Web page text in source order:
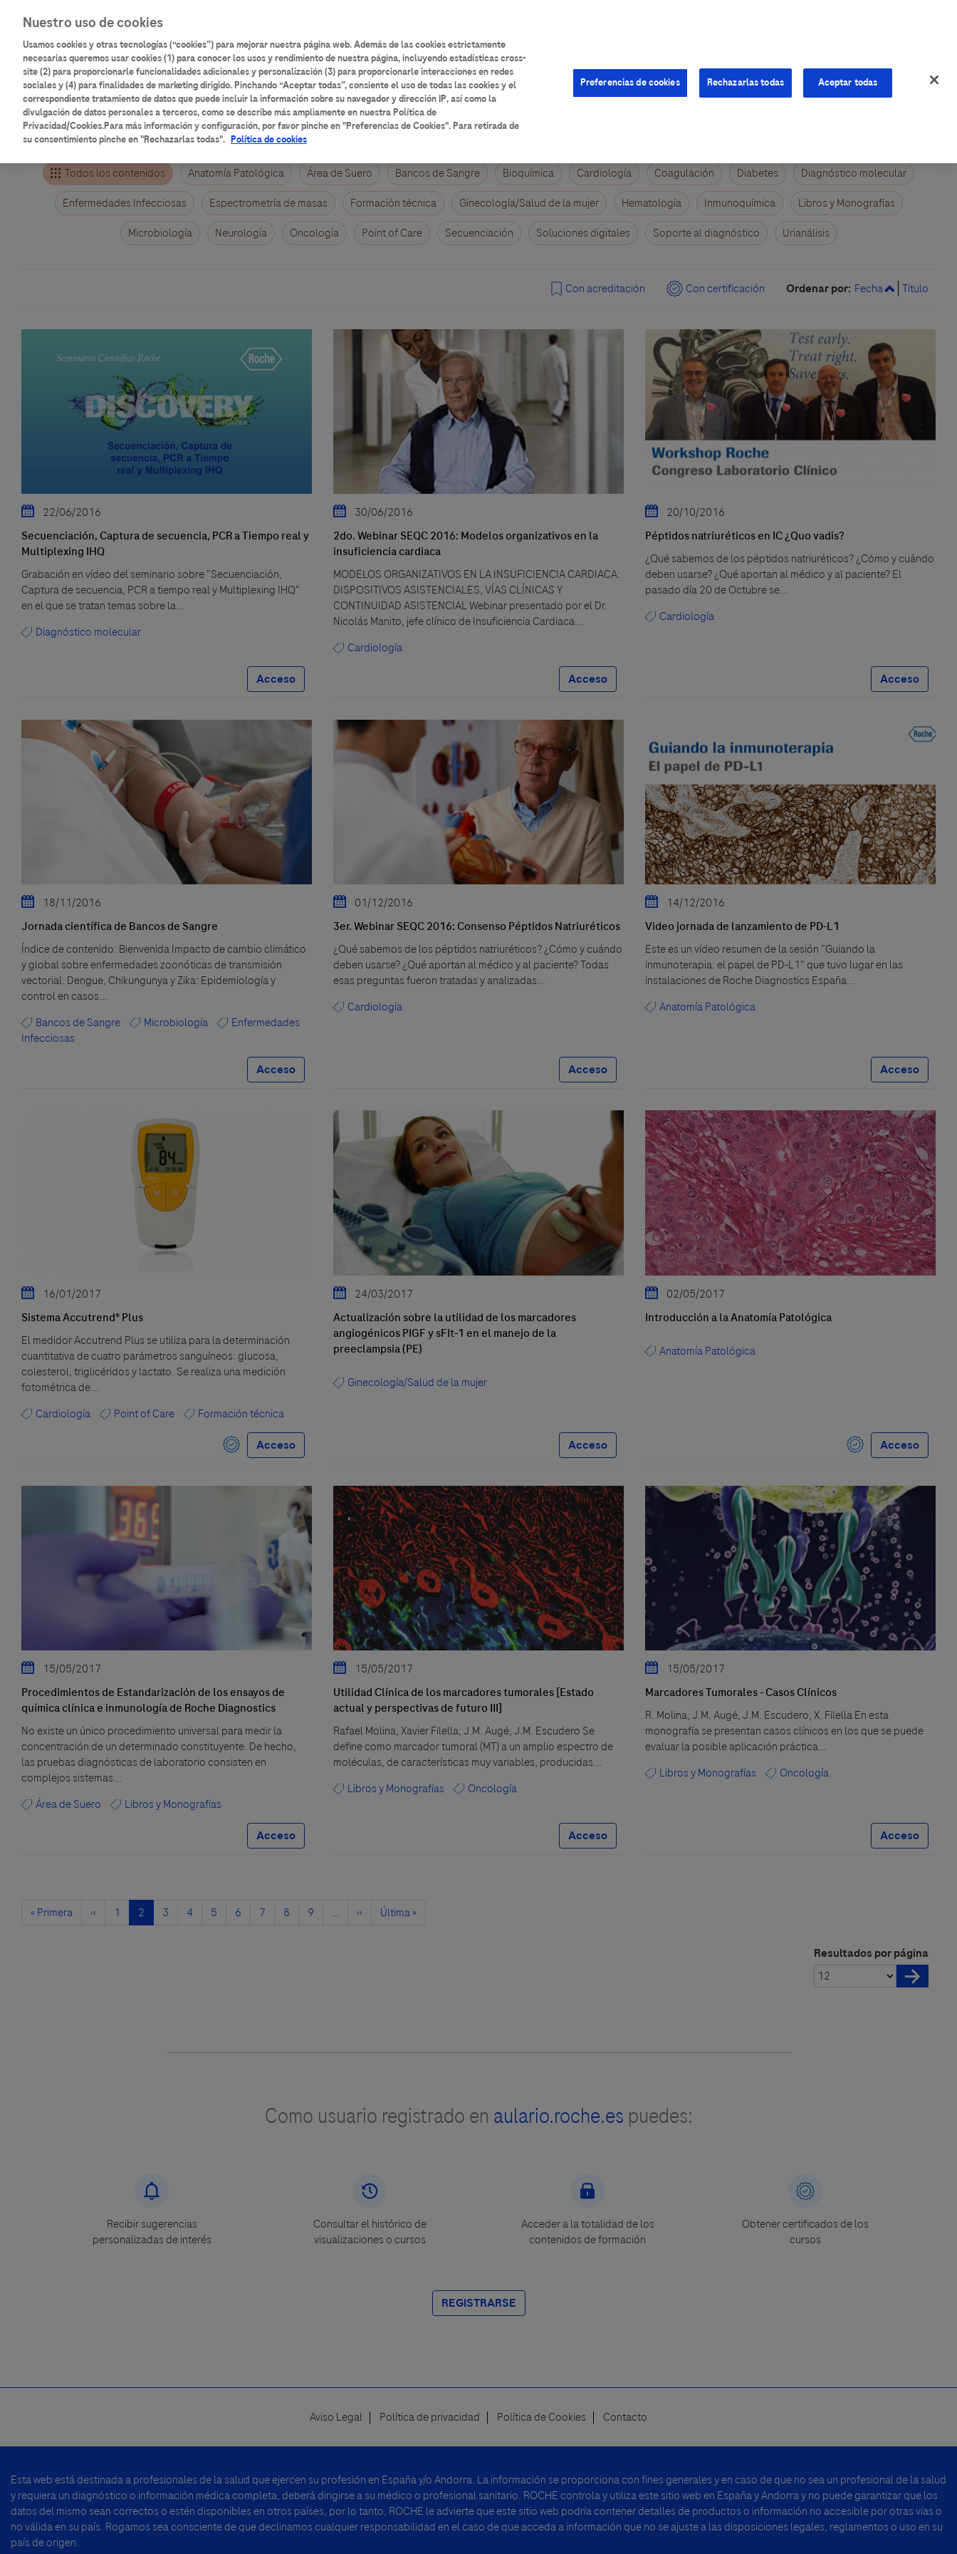
contenido
principal
Main
navigation
Inicio Catálogo de contenidos
account
menu
AularioRoche
Todos los contenidos Anatomía Patológica Área de Suero Bancos de Sangre Bioquímica Cardiología Coagulación Diabetes
Diagnóstico molecular
Enfermedades Infecciosas
Espectrometría de masas Formación técnica Ginecología/Salud de la mujer Hematología Inmunoquímica
Libros y Monografías
Microbiología
Neurología Oncología Point of Care Secuenciación Soluciones digitales Soporte al diagnóstico Urianálisis
Con acreditación Con certificación Ordenar por: Fecha Título
22/06/2016
Secuenciación, Captura de secuencia, PCR a Tiempo real y
Multiplexing IHQ
Grabación en vídeo del seminario sobre "Secuenciación,
Captura de secuencia, PCR a tiempo real y Multiplexing IHQ"
en el que se tratan temas sobre la...
Diagnóstico molecular
Acceso
30/06/2016
2do. Webinar SEQC 2016: Modelos organizativos en la
insuficiencia cardiaca
MODELOS ORGANIZATIVOS EN LA INSUFICIENCIA CARDIACA:
DISPOSITIVOS ASISTENCIALES, VÍAS CLÍNICAS Y
CONTINUIDAD ASISTENCIAL Webinar presentado por el Dr.
Nicolás Manito, jefe clínico de Insuficiencia Cardiaca...
Cardiología
Acceso
20/10/2016
Péptidos natriuréticos en IC ¿Quo vadis?
¿Qué sabemos de los péptidos natriuréticos? ¿Cómo y cuándo
deben usarse? ¿Qué aportan al médico y al paciente? El
pasado día 20 de Octubre se...
Cardiología
Acceso
18/11/2016
Jornada científica de Bancos de Sangre
Índice de contenido: Bienvenida Impacto de cambio climático
y global sobre enfermedades zoonóticas de transmisión
vectorial. Dengue, Chikungunya y Zika: Epidemiología y
control en casos...
Bancos de Sangre
Microbiología
Enfermedades
Infecciosas
Acceso
01/12/2016
3er. Webinar SEQC 2016: Consenso Péptidos Natriuréticos
¿Qué sabemos de los péptidos natriuréticos? ¿Cómo y cuándo
deben usarse? ¿Qué aportan al médico y al paciente? Todas
esas preguntas fueron tratadas y analizadas...
Cardiología
Acceso
14/12/2016
Video jornada de lanzamiento de PD-L1
Este es un vídeo resumen de la sesión "Guiando la
inmunoterapia: el papel de PD-L1" que tuvo lugar en las
instalaciones de Roche Diagnostics España...
Anatomía Patológica
Acceso
16/01/2017
Sistema Accutrend® Plus
El medidor Accutrend Plus se utiliza para la determinación
cuantitativa de cuatro parámetros sanguíneos: glucosa,
colesterol, triglicéridos y lactato. Se realiza una medición
fotométrica de...
Cardiología
Point of Care
Formación técnica
Acceso
24/03/2017
Actualización sobre la utilidad de los marcadores
angiogénicos PIGF y sFIt-1 en el manejo de la
preeclampsia (PE)
Ginecología/Salud de la mujer
Acceso
02/05/2017
Introducción a la Anatomía Patológica
Anatomía Patológica
Acceso
15/05/2017
Procedimientos de Estandarización de los ensayos de
química clínica e inmunología de Roche Diagnostics
No existe un único procedimiento universal para medir la
concentración de un determinado constituyente. De hecho,
las pruebas diagnósticas de laboratorio consisten en
complejos sistemas...
Área de Suero
Libros y Monografías
Acceso
15/05/2017
Utilidad Clínica de los marcadores tumorales [Estado
actual y perspectivas de futuro III]
Rafael Molina, Xavier Filella, J.M. Augé, J.M. Escudero Se
define como marcador tumoral (MT) a un amplio espectro de
moléculas, de características muy variables, producidas...
Libros y Monografías
Oncología
Acceso
15/05/2017
Marcadores Tumorales - Casos Clínicos
R. Molina, J.M. Augé, J.M. Escudero, X. Filella En esta
monografía se presentan casos clínicos en los que se puede
evaluar la posible aplicación práctica...
Libros y Monografías
Oncología
Acceso
Primera
« Primera
Página
‹‹ Página
1
Página
actual
2 Página
3 Página
4 Página
5 Página
6 Página
7 Página
8 Página
9 …
Siguiente
››
Última
Última »
Resultados por página
Como usuario registrado en aulario.roche.es puedes:
Recibir sugerencias
personalizadas de interés
Consultar el histórico de
visualizaciones o cursos
Acceder a la totalidad de los
contenidos de formación
Obtener certificados de los
cursos
REGISTRARSE
Footer
Aviso Legal Política de privacidad Política de Cookies Contacto
Esta web está destinada a profesionales de la salud que ejercen su profesión en España y/o Andorra. La información se proporciona con fines generales y en caso de que no sea un profesional de la salud
y requiera un diagnóstico o información médica completa, deberá dirigirse a su médico o profesional sanitario. ROCHE controla y utiliza este sitio web en España y Andorra y no puede garantizar que los
datos del mismo sean correctos o estén disponibles en otros países, por lo tanto, ROCHE le advierte que este sitio web podría contener detalles de productos o información no accesible por otras vías o
no válida en su país. Rogamos sea consciente de que declinamos cualquier responsabilidad en el caso de que acceda a información que no se ajuste a las disposiciones legales, reglamentos o uso en su
país de origen.
Nuestro uso de cookies
Usamos cookies y otras tecnologías (“cookies”) para mejorar nuestra página web. Además de las cookies estrictamente
necesarias queremos usar cookies (1) para conocer los usos y rendimiento de nuestra página, incluyendo estadísticas cross-
site (2) para proporcionarle funcionalidades adicionales y personalización (3) para proporcionarle interacciones en redes
sociales y (4) para finalidades de marketing dirigido. Pinchando “Aceptar todas”, consiente el uso de todas las cookies y el
correspondiente tratamiento de datos que puede incluir la información sobre su navegador y dirección IP, así como la
divulgación de datos personales a terceros, como se describe más ampliamente en nuestra Política de
Privacidad/Cookies.Para más información y configuración, por favor pinche en "Preferencias de Cookies". Para retirada de
su consentimiento pinche en "Rechazarlas todas". Política de cookies
Preferencias de cookies Rechazarlas todas Aceptar todas